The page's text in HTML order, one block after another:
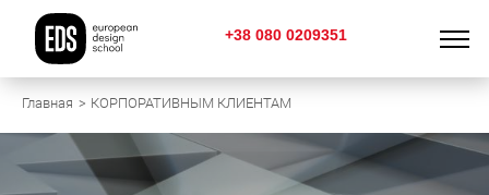
+38 080 0209351
Главная КОРПОРАТИВНЫМ КЛИЕНТАМ